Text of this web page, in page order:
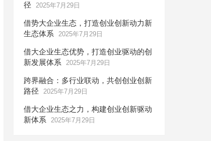
径
2025年7月29日
借势大企业生态，打造创业创新动力新
生态体系
2025年7月29日
借大企业生态优势，打造创业驱动的创
新发展体系
2025年7月29日
跨界融合：多行业联动，共创创业创新
路径
2025年7月29日
借大企业生态之力，构建创业创新驱动
新体系
2025年7月29日